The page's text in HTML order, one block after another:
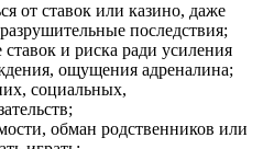
от ставок или казино, даже
последствия;
и риска ради усиления
ощущения адреналина;
социальных,
обман родственников или